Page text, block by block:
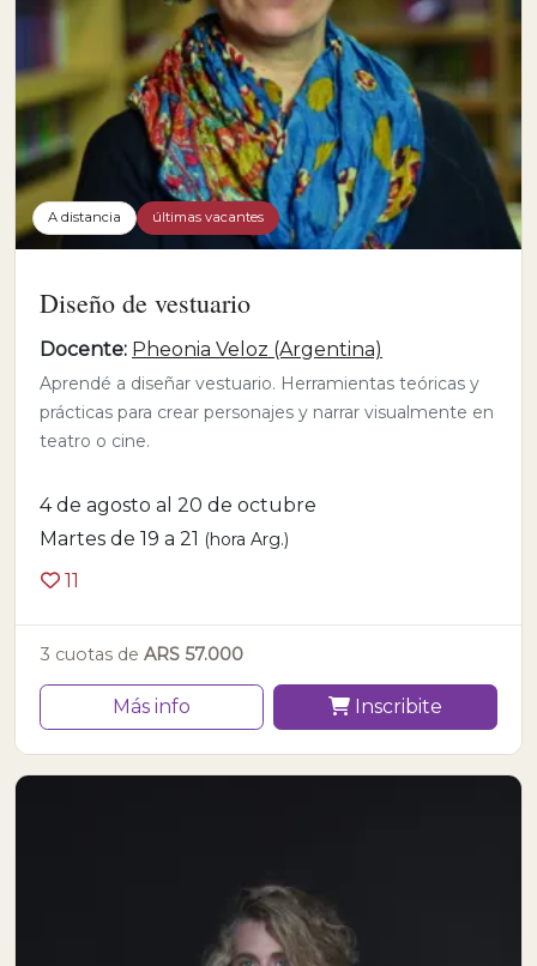
A distancia últimas vacantes
Diseño de vestuario
Docente: Pheonia Veloz (Argentina)
Aprendé a diseñar vestuario. Herramientas teóricas y
prácticas para crear personajes y narrar visualmente en
teatro o cine.
4 de agosto al 20 de octubre
Martes de 19 a 21 (hora Arg.)
11
3 cuotas de ARS 57.000
Más info Inscribite